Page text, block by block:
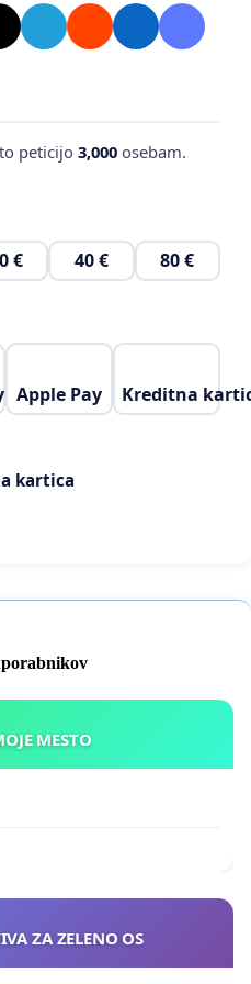
ustvarjalnost.
peticijo 3,000 osebam.
€ 40 € 80 €
Apple Pay Kreditna
kartica
KAMNIK MOJE MESTO
ZA ZELENO OS